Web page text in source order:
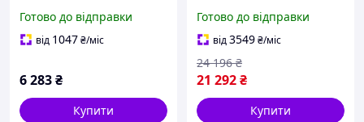
поршневий компресор
Готово до відправки
від 1047₴/міс
6 283₴
Купити
хв., ресивер 100 л.
Готово до відправки
від3549₴/міс
21 292₴
24 196 ₴
Купити